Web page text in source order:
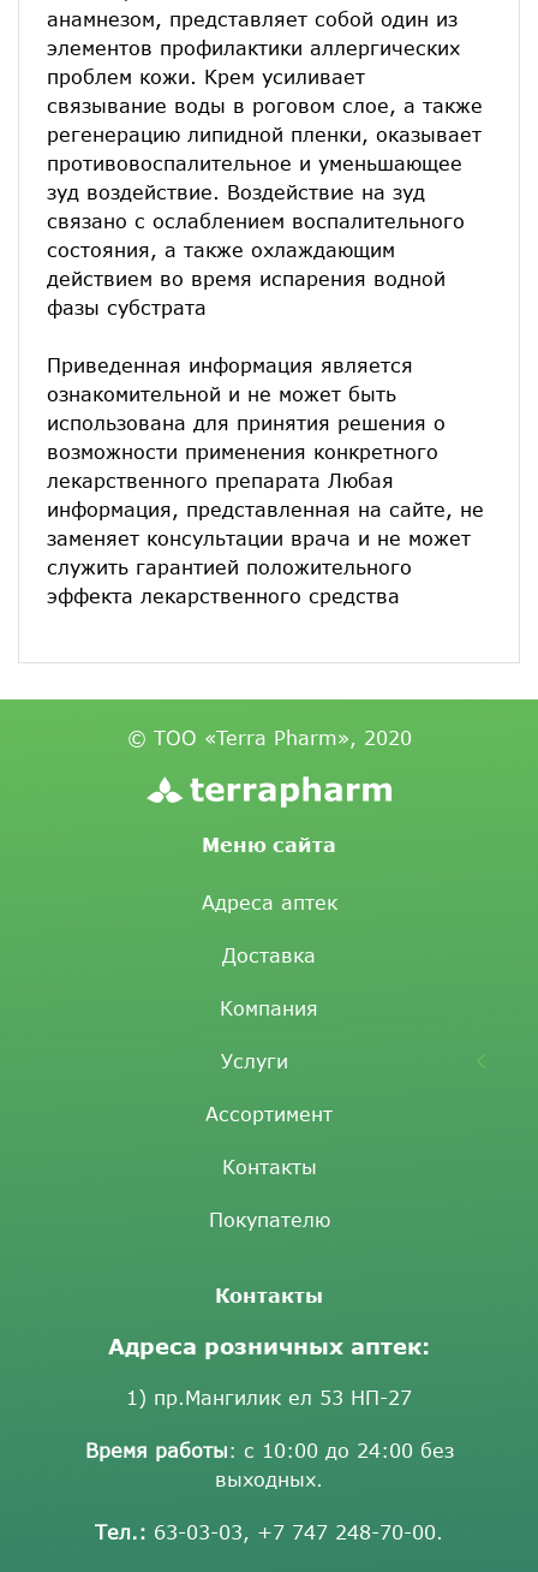
анамнезом, представляет собой один из
элементов профилактики аллергических
проблем кожи. Крем усиливает
связывание воды в роговом слое, а также
регенерацию липидной пленки, оказывает
противовоспалительное и уменьшающее
зуд воздействие. Воздействие на зуд
связано с ослаблением воспалительного
состояния, а также охлаждающим
действием во время испарения водной
фазы субстрата
Приведенная информация является
ознакомительной и не может быть
использована для принятия решения о
возможности применения конкретного
лекарственного препарата Любая
информация, представленная на сайте, не
заменяет консультации врача и не может
служить гарантией положительного
эффекта лекарственного средства
© ТОО «Terra Pharm», 2020
Меню сайта
Адреса аптек
Доставка
Компания
Услуги
Ассортимент
Контакты
Покупателю
Контакты
Адреса розничных аптек:
1) пр.Мангилик ел 53 НП-27
Время работы: с 10:00 до 24:00 без
выходных.
Тел.: 63-03-03, +7 747 248-70-00.